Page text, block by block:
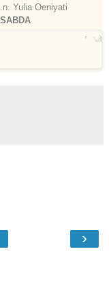
Yulia Oeniyati
›